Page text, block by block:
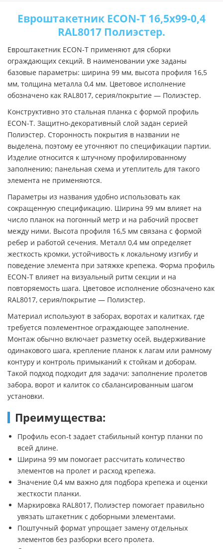
Евроштакетник ECON-T 16,5х99-0,4
RAL8017 Полиэстер.
Евроштакетник ECON-T применяют для сборки
ограждающих секций. В наименовании уже заданы
базовые параметры: ширина 99 мм, высота профиля 16,5
мм, толщина металла 0,4 мм. Цветовое исполнение
обозначено как RAL8017, серия/покрытие — Полиэстер.
Конструктивно это стальная планка с формой профиль
ECON-T. Защитно-декоративный слой задан серией
Полиэстер. Сторонность покрытия в названии не
выделена, поэтому ее уточняют по спецификации партии.
Изделие относится к штучному профилированному
заполнению; панельная схема и утеплитель для такого
элемента не применяются.
Параметры из названия удобно использовать как
сокращенную спецификацию. Ширина 99 мм влияет на
число планок на погонный метр и на рабочий просвет
между ними. Высота профиля 16,5 мм связана с формой
ребер и работой сечения. Металл 0,4 мм определяет
жесткость кромки, устойчивость к локальному изгибу и
поведение элемента при затяжке крепежа. Форма профиль
ECON-T влияет на визуальный ритм секции и на
повторяемость шага. Цветовое исполнение обозначено как
RAL8017, серия/покрытие — Полиэстер.
Материал используют в заборах, воротах и калитках, где
требуется поэлементное ограждающее заполнение.
Монтаж обычно включает разметку осей, выдерживание
одинакового шага, крепление планок к лагам или рамному
контуру и контроль примыканий к стойкам и доборам.
Такой подход подходит для задачи: заполнение пролетов
забора, ворот и калиток со сбалансированным шагом
установки.
Преимущества:
Профиль econ-t задает стабильный контур планки по
всей длине.
Ширина 99 мм помогает рассчитать количество
элементов на пролет и расход крепежа.
Значение 0,4 мм важно для подбора крепежа и оценки
жесткости планки.
Маркировка RAL8017, Полиэстер помогает правильно
увязать штакетник с доборными элементами.
Поштучный формат упрощает замену отдельных
элементов без разборки всего пролета.